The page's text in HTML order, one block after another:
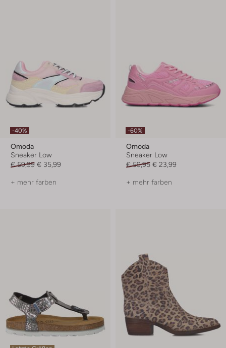
-40%
Omoda
Sneaker Low
€ 59,99 € 35,99
+ mehr farben
-60%
Omoda
Sneaker Low
€ 59,95 € 23,99
+ mehr farben